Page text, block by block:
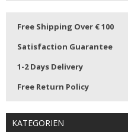
Free Shipping Over € 100
Satisfaction Guarantee
1-2 Days Delivery
Free Return Policy
KATEGORIEN